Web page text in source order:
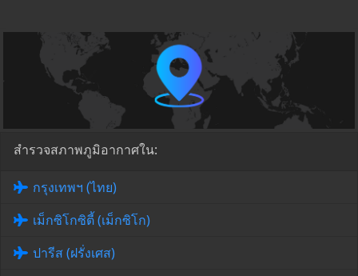
สำรวจสภาพภูมิอากาศใน:
กรุงเทพฯ (ไทย)
เม็กซิโกซิตี้ (เม็กซิโก)
ปารีส (ฝรั่งเศส)